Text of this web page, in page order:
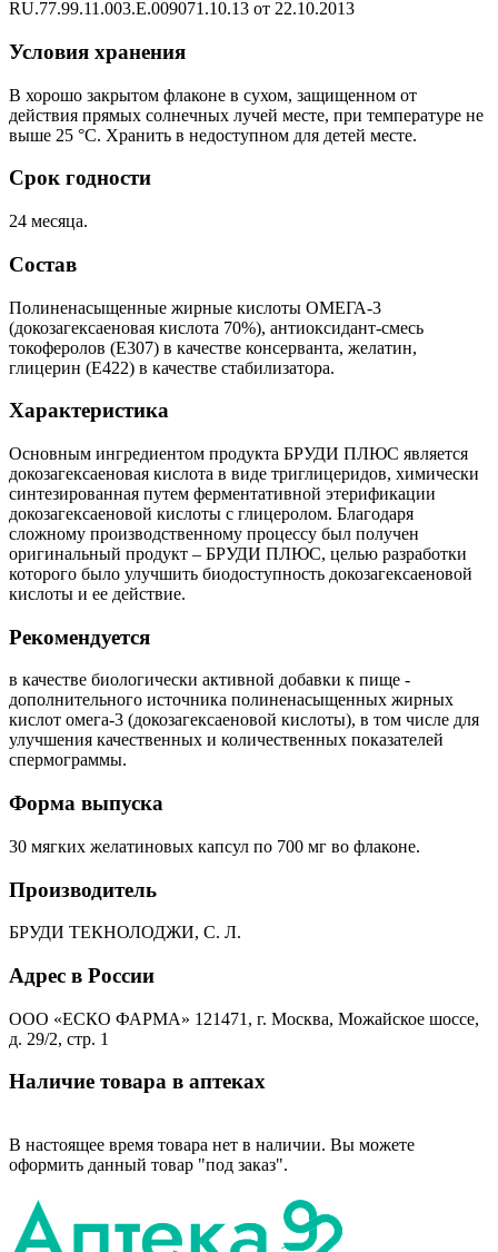
RU.77.99.11.003.Е.009071.10.13 от 22.10.2013
Условия хранения
В хорошо закрытом флаконе в сухом, защищенном от
действия прямых солнечных лучей месте, при температуре не
выше 25 °С. Хранить в недоступном для детей месте.
Срок годности
24 месяца.
Состав
Полиненасыщенные жирные кислоты ОМЕГА-3
(докозагексаеновая кислота 70%), антиоксидант-смесь
токоферолов (Е307) в качестве консерванта, желатин,
глицерин (Е422) в качестве стабилизатора.
Характеристика
Основным ингредиентом продукта БРУДИ ПЛЮС является
докозагексаеновая кислота в виде триглицеридов, химически
синтезированная путем ферментативной этерификации
докозагексаеновой кислоты с глицеролом. Благодаря
сложному производственному процессу был получен
оригинальный продукт – БРУДИ ПЛЮС, целью разработки
которого было улучшить биодоступность докозагексаеновой
кислоты и ее действие.
Рекомендуется
в качестве биологически активной добавки к пище -
дополнительного источника полиненасыщенных жирных
кислот омега-3 (докозагексаеновой кислоты), в том числе для
улучшения качественных и количественных показателей
спермограммы.
Форма выпуска
30 мягких желатиновых капсул по 700 мг во флаконе.
Производитель
БРУДИ ТЕКНОЛОДЖИ, С. Л.
Адрес в России
ООО «ЕСКО ФАРМА» 121471, г. Москва, Можайское шоссе,
д. 29/2, стр. 1
Наличие товара в аптеках
В настоящее время товара нет в наличии. Вы можете
оформить данный товар "под заказ".